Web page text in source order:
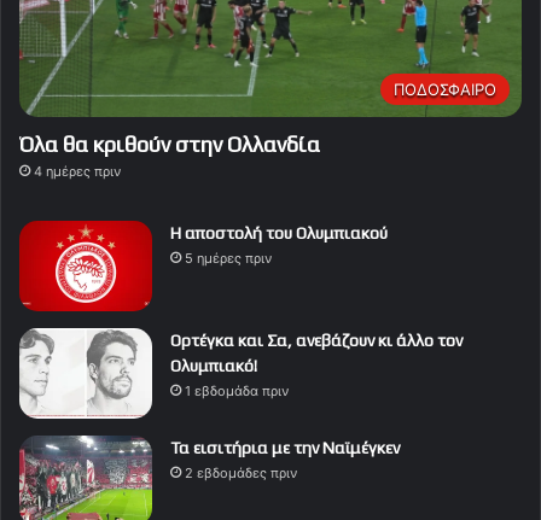
ΠΟΔΟΣΦΑΙΡΟ
Όλα θα κριθούν στην Ολλανδία
4 ημέρες πριν
Η αποστολή του Ολυμπιακού
5 ημέρες πριν
Ορτέγκα και Σα, ανεβάζουν κι άλλο τον
Ολυμπιακό!
1 εβδομάδα πριν
Τα εισιτήρια με την Ναϊμέγκεν
2 εβδομάδες πριν